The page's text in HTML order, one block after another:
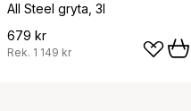
All Steel gryta, 3l
679 kr
Rek. 1 149 kr